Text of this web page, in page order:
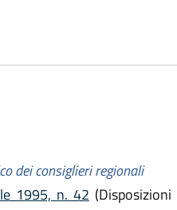
dei consiglieri regionali
1995, n. 42